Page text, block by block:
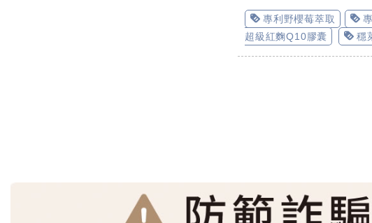
專利野櫻莓萃取
超級紅麴Q10膠囊
穩